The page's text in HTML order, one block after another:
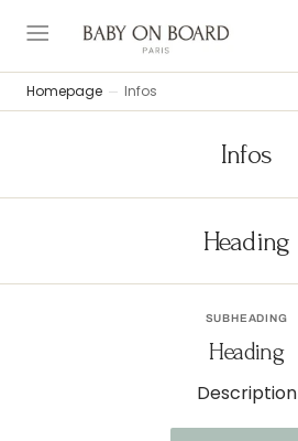
Homepage Infos
Infos
Heading
SUBHEADING
Heading
Description